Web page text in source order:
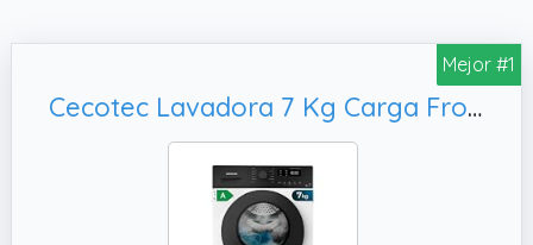
Mejor #1
Cecotec Lavadora 7 Kg Carga Frontal Bolero Dresscode 7150 Inverter A. 1400 RPM, Delay Start y Child Lock